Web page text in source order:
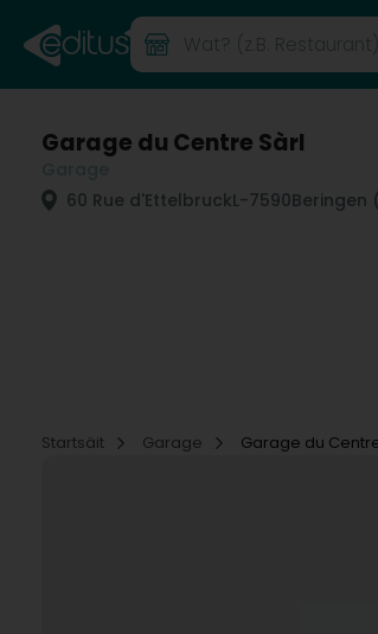
Garage du Centre Sàrl
60 Rue d'EttelbruckL-7590Beringen
Startsäit
Garage Garage du